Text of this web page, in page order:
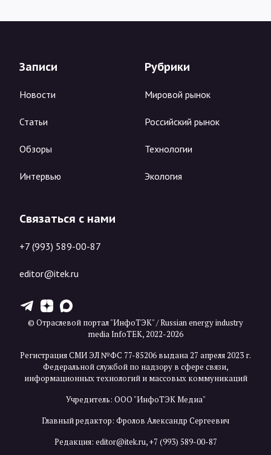
Записи
Новости
Статьи
Обзоры
Интервью
Рубрики
Мировой рынок
Российский рынок
Технологии
Экология
Связаться с нами
+7 (993) 589-00-87
editor@itek.ru
T Z X
© Отраслевой портал "ИнфоТЭК" / Russian energy industry
media InfoTEK, 2022-2026
Регистрация СМИ ЭЛ №ФС 77-85206 выдана 27 апреля 2023 г.
Федеральной службой по надзору в сфере связи,
информационных технологий и массовых коммуникаций
Учредитель: ООО "ИнфоТЭК Медиа"
Главный редактор: Фролов Александр Сергеевич
Редакция: editor@itek.ru,+7 (993) 589-00-87